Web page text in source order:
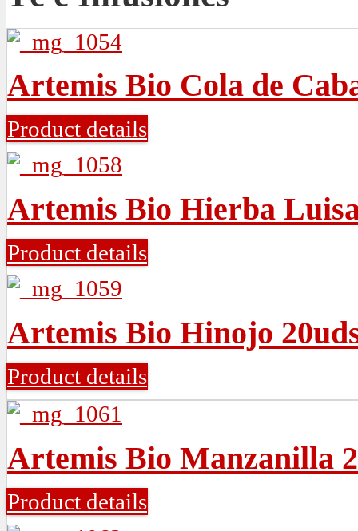
Artemis Bio Cola de
Product details
Artemis Bio Hierba
Product details
Artemis Bio Hinojo
Product details
Artemis Bio Manzanilla
Product details